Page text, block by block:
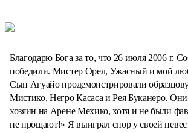
Благодарю Бога за то, что 26 июля 2006 г.
победили. Мистер Орел, Ужасный и мой
Сын Агуайо продемонстрировали
Мистико, Негро Касаса и Рея Буканеро. Они
хозяин на Арене Мехико, хотя и не были
не прощают!» Я выиграл спор у своей